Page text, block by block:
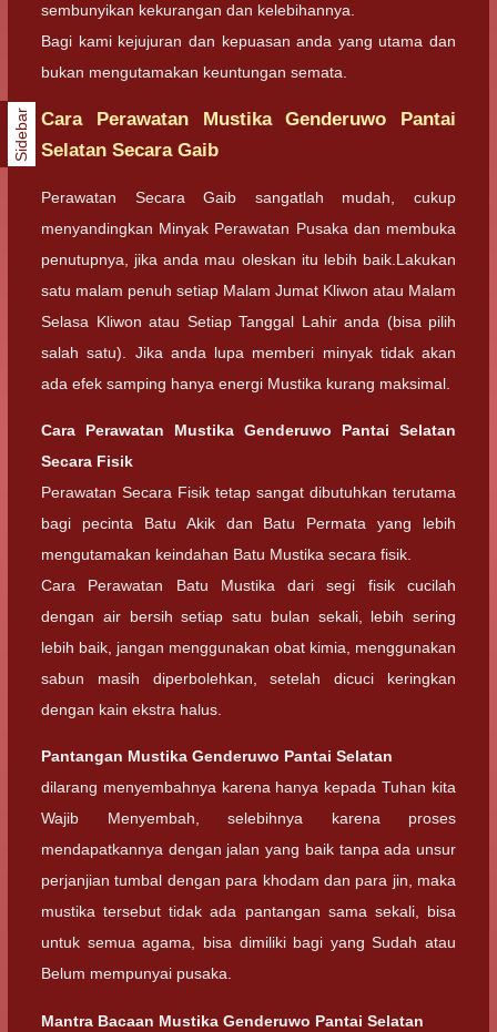
sembunyikan kekurangan dan kelebihannya.
Bagi kami kejujuran dan kepuasan anda yang utama dan
bukan mengutamakan keuntungan semata.
Cara Perawatan Mustika Genderuwo Pantai
Selatan Secara Gaib
Perawatan Secara Gaib sangatlah mudah, cukup
menyandingkan Minyak Perawatan Pusaka dan membuka
penutupnya, jika anda mau oleskan itu lebih baik.Lakukan
satu malam penuh setiap Malam Jumat Kliwon atau Malam
Selasa Kliwon atau Setiap Tanggal Lahir anda (bisa pilih
salah satu). Jika anda lupa memberi minyak tidak akan
ada efek samping hanya energi Mustika kurang maksimal.
Cara Perawatan Mustika Genderuwo Pantai Selatan
Secara Fisik
Perawatan Secara Fisik tetap sangat dibutuhkan terutama
bagi pecinta Batu Akik dan Batu Permata yang lebih
mengutamakan keindahan Batu Mustika secara fisik.
Cara Perawatan Batu Mustika dari segi fisik cucilah
dengan air bersih setiap satu bulan sekali, lebih sering
lebih baik, jangan menggunakan obat kimia, menggunakan
sabun masih diperbolehkan, setelah dicuci keringkan
dengan kain ekstra halus.
Pantangan Mustika Genderuwo Pantai Selatan
dilarang menyembahnya karena hanya kepada Tuhan kita
Wajib Menyembah, selebihnya karena proses
mendapatkannya dengan jalan yang baik tanpa ada unsur
perjanjian tumbal dengan para khodam dan para jin, maka
mustika tersebut tidak ada pantangan sama sekali, bisa
untuk semua agama, bisa dimiliki bagi yang Sudah atau
Belum mempunyai pusaka.
Mantra Bacaan Mustika Genderuwo Pantai Selatan
Sidebar